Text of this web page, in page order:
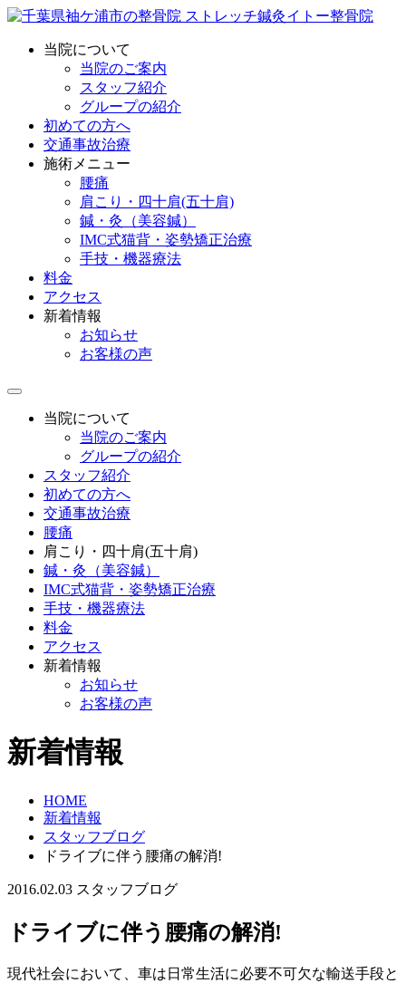
当院について
当院のご案内
スタッフ紹介
グループの紹介
初めての方へ
交通事故治療
施術メニュー
腰痛
肩こり・四十肩(五十肩)
鍼・灸（美容鍼）
IMC式猫背・姿勢矯正治療
手技・機器療法
料金
アクセス
新着情報
お知らせ
お客様の声
当院について
当院のご案内
グループの紹介
スタッフ紹介
初めての方へ
交通事故治療
腰痛
肩こり・四十肩(五十肩)
鍼・灸（美容鍼）
IMC式猫背・姿勢矯正治療
手技・機器療法
料金
アクセス
新着情報
お知らせ
お客様の声
新着情報
HOME
新着情報
スタッフブログ
ドライブに伴う腰痛の解消!
2016.02.03 スタッフブログ
ドライブに伴う腰痛の解消!
現代社会において、車は日常生活に必要不可欠な輸送手段と